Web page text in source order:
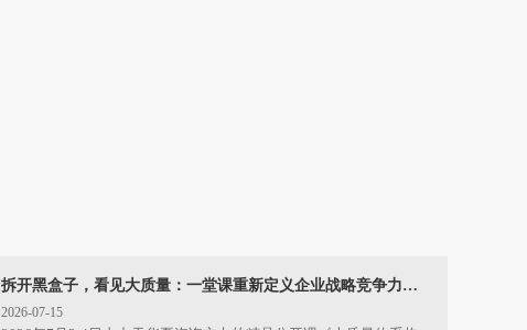
拆开黑盒子，看见大质量：一堂课重新定义企业战略竞争力
——中天华夏《大质量体系构筑战略竞争力》公开课圆满收官
2026-07-15